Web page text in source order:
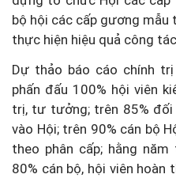
bộ hội các cấp gương mẫu
thực hiện hiệu quả công
Dự thảo báo cáo chính
phấn đấu 100% hội viên
trị, tư tưởng; trên 85%
vào Hội; trên 90% cán bộ
theo phân cấp; hằng
80% cán bộ, hội viên hoàn